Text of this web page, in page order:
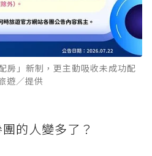
」新制，更主動吸收未成功配
遊／提供
的人變多了？